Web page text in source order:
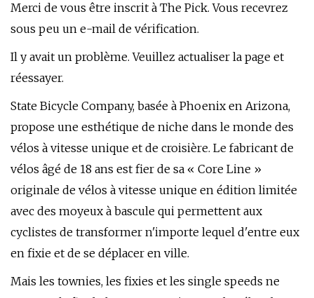
Merci de vous être inscrit à The Pick. Vous recevrez
sous peu un e-mail de vérification.
Il y avait un problème. Veuillez actualiser la page et
réessayer.
State Bicycle Company, basée à Phoenix en Arizona,
propose une esthétique de niche dans le monde des
vélos à vitesse unique et de croisière. Le fabricant de
vélos âgé de 18 ans est fier de sa « Core Line »
originale de vélos à vitesse unique en édition limitée
avec des moyeux à bascule qui permettent aux
cyclistes de transformer n'importe lequel d'entre eux
en fixie et de se déplacer en ville.
Mais les townies, les fixies et les single speeds ne